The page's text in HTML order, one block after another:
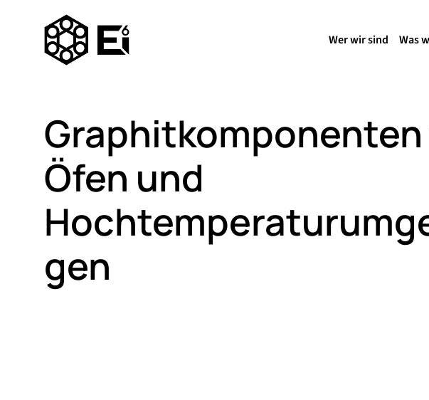
Wer wir sind Was
Öfen und
gen